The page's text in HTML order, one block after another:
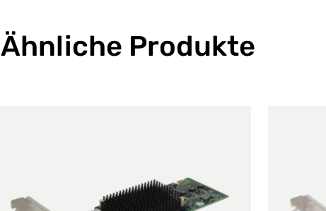
Ähnliche Produkte